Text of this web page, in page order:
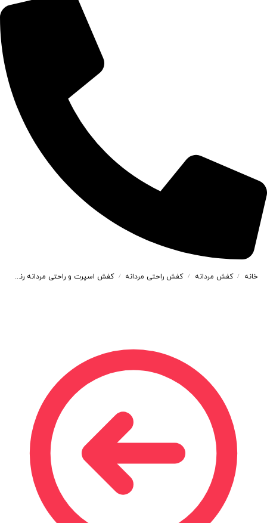
خانه / کفش مردانه / کفش راحتی مردانه / کفش اسپرت و راحتی مردانه رنگ مشکی کد 4266